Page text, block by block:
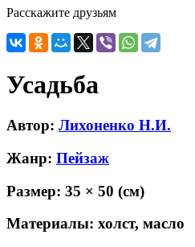
Расскажите друзьям
Усадьба
Автор: Лихоненко Н.И.
Жанр: Пейзаж
Размер: 35 × 50 (см)
Материалы: холст, масло